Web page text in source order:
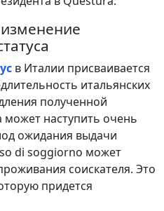
в Италии присваивается
итальянских
полученной
может наступить очень
ожидания выдачи
di soggiorno может
соискателя. Это
придется